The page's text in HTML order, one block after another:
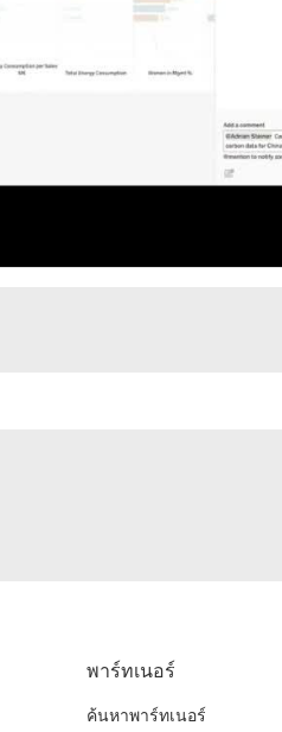
พาร์ทเนอร์
ค้นหาพาร์ทเนอร์